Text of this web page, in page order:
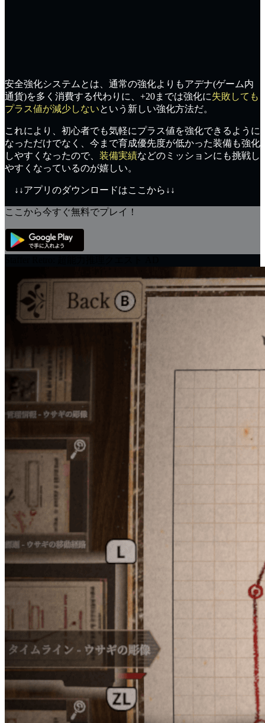
安全強化システムとは、通常の強化よりもアデナ(ゲーム内
通貨)を多く消費する代わりに、+20までは強化に失敗しても
プラス値が減少しないという新しい強化方法だ。
これにより、初心者でも気軽にプラス値を強化できるように
なっただけでなく、今まで育成優先度が低かった装備も強化
しやすくなったので、 装備実績などのミッションにも挑戦し
やすくなっているのが嬉しい。
↓↓アプリのダウンロードはここから↓↓
ここから今すぐ無料でプレイ！